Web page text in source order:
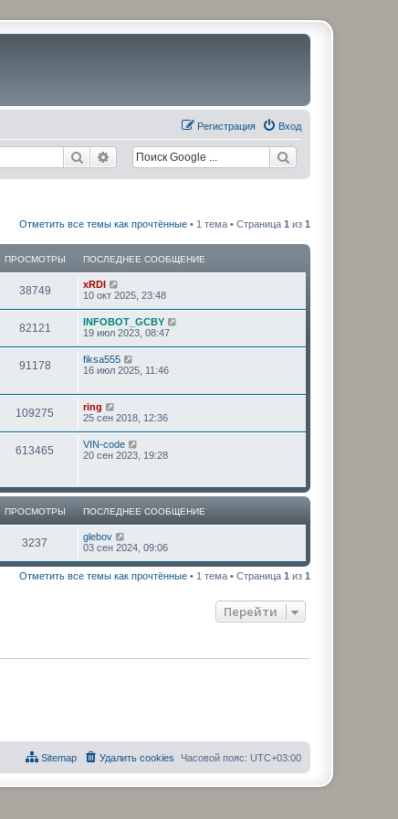
Вход
Регистрация
Поиск Расширенный поиск
Отметить все темы как прочтённые • 1 тема • Страница 1 из 1
ПРОСМОТРЫ ПОСЛЕДНЕЕ СООБЩЕНИЕ
38749
xRDI
10 окт 2025, 23:48
82121
INFOBOT_GCBY
19 июл 2023, 08:47
91178
fiksa555
16 июл 2025, 11:46
109275
ring
25 сен 2018, 12:36
613465
VIN-code
20 сен 2023, 19:28
ПРОСМОТРЫ ПОСЛЕДНЕЕ СООБЩЕНИЕ
3237
glebov
03 сен 2024, 09:06
Отметить все темы как прочтённые • 1 тема • Страница 1 из 1
Перейти
Часовой пояс: UTC+03:00
Удалить cookies
Sitemap